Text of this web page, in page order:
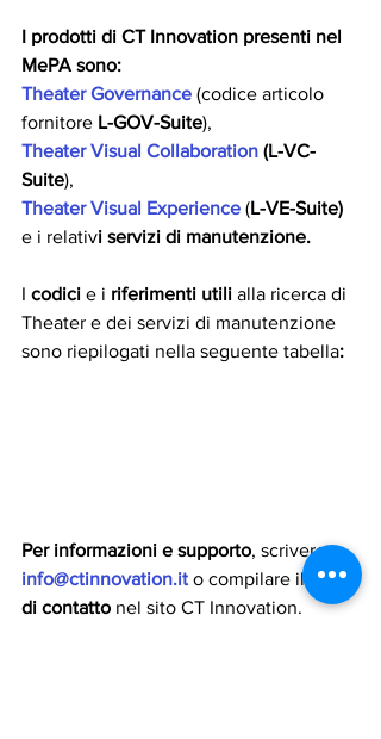
I prodotti di CT Innovation presenti nel
MePA sono:
Theater Governance (codice articolo
fornitore L-GOV-Suite),
Theater Visual Collaboration (L-VC-
Suite),
Theater Visual Experience (L-VE-Suite)
e i relativi servizi di manutenzione.
I codici e i riferimenti utili alla ricerca di
Theater e dei servizi di manutenzione
sono riepilogati nella seguente tabella:
Per informazioni e supporto, scrivere a
info@ctinnovation.it o compilare il
form
di contatto nel sito CT Innovation.